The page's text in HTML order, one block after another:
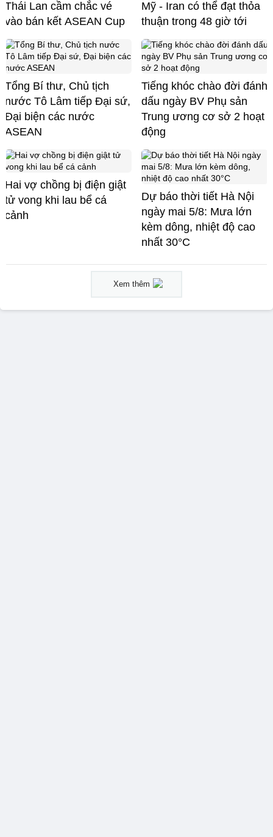
Thái Lan cầm chắc vé
vào bán kết ASEAN Cup
Mỹ - Iran có thể đạt thỏa
thuận trong 48 giờ tới
Tổng Bí thư, Chủ tịch
nước Tô Lâm tiếp Đại sứ,
Đại biện các nước
ASEAN
Tiếng khóc chào đời đánh
dấu ngày BV Phụ sản
Trung ương cơ sở 2 hoạt
động
Hai vợ chồng bị điện giật
tử vong khi lau bể cá
cảnh
Dự báo thời tiết Hà Nội
ngày mai 5/8: Mưa lớn
kèm dông, nhiệt độ cao
nhất 30°C
Xem thêm